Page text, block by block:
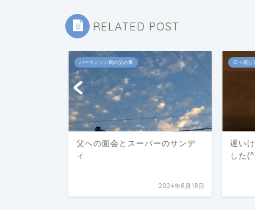
RELATED POST
パーキンソン病の父の事
父への面会とスーパーのサンデ
ィ
2024年8月18日
日々感じ
遅い
した